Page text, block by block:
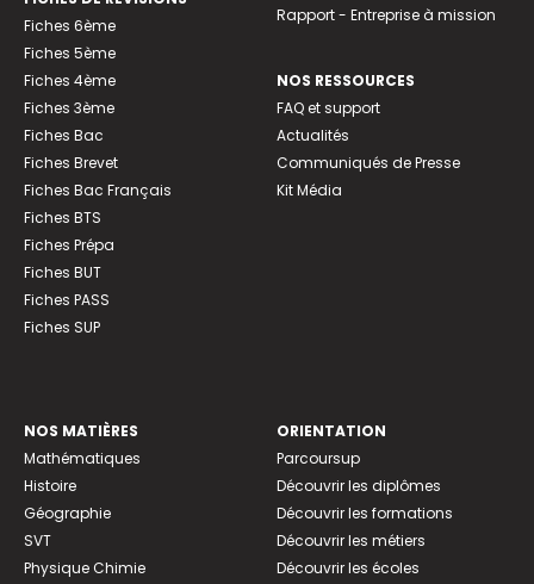
Fiches 6ème
Fiches 5ème
Fiches 4ème
Fiches 3ème
Fiches Bac
Fiches Brevet
Fiches Bac Français
Fiches BTS
Fiches Prépa
Fiches BUT
Fiches PASS
Fiches SUP
Rapport - Entreprise à mission
NOS RESSOURCES
FAQ et support
Actualités
Communiqués de Presse
Kit Média
NOS MATIÈRES
Mathématiques
Histoire
Géographie
SVT
Physique Chimie
ORIENTATION
Parcoursup
Découvrir les diplômes
Découvrir les formations
Découvrir les métiers
Découvrir les écoles